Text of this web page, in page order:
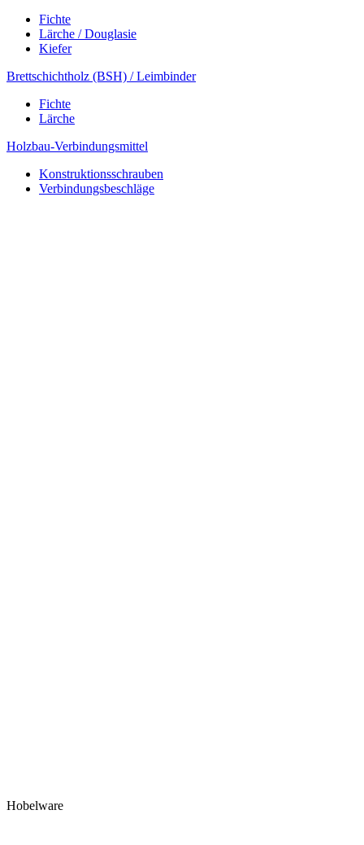
Fichte
Lärche / Douglasie
Kiefer
Brettschichtholz (BSH) / Leimbinder
Fichte
Lärche
Holzbau-Verbindungsmittel
Konstruktionsschrauben
Verbindungsbeschläge
Hobelware